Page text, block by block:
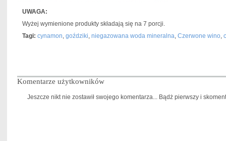
UWAGA:
Wyżej wymienione produkty składają się na 7 porcji.
Tagi: cynamon, goździki, niegazowana woda mineralna, Czerwone wino,
Komentarze użytkowników
Jeszcze nikt nie zostawił swojego komentarza... Bądż pierwszy i